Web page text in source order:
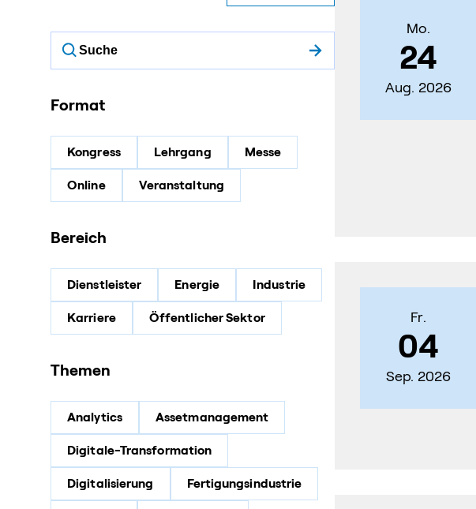
Format
Kongress Lehrgang Messe
Online Veranstaltung
Bereich
Dienstleister Energie Industrie
Karriere Öffentlicher Sektor
Themen
Analytics Assetmanagement
Digitale-Transformation
Digitalisierung Fertigungsindustrie
Mo.
24
Aug. 2026
Fr.
04
Sep. 2026